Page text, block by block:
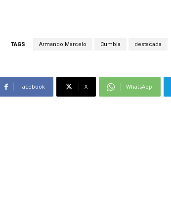
TAGS Armando Marcelo Cumbia destacada
Facebook X WhatsApp